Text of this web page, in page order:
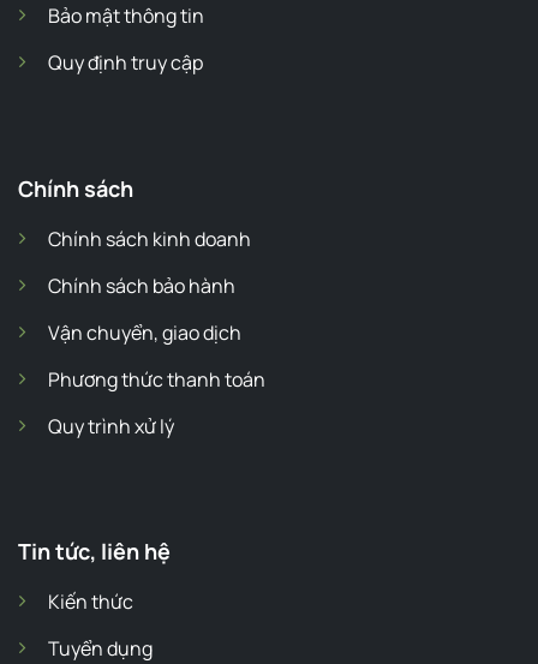
Bảo mật thông tin
Quy định truy cập
Chính sách
Chính sách kinh doanh
Chính sách bảo hành
Vận chuyển, giao dịch
Phương thức thanh toán
Quy trình xử lý
Tin tức, liên hệ
Kiến thức
Tuyển dụng